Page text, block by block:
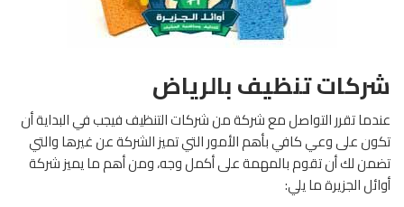
شركات تنظيف بالرياض
عندما تقرر التواصل مع شركة من شركات التنظيف فيجب في البداية أن
تكون على وعي كافي بأهم الأمور التي تميز الشركة عن غيرها والتي
تضمن لك أن تقوم بالمهمة على أكمل وجه، ومن أهم ما يميز شركة
أوائل الجزيرة ما يلي: